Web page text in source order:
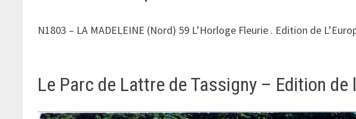
N1803 – LA MADELEINE (Nord) 59 L’Horloge Fleurie . Edition de
Le Parc de Lattre de Tassigny – Edition de